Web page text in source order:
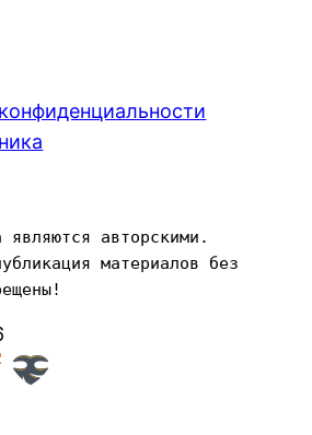
являются авторскими.
материалов без